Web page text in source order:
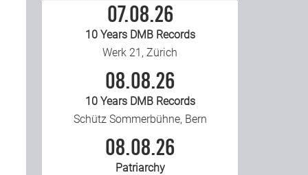
07.08.26
10 Years DMB Records
Werk 21, Zürich
08.08.26
10 Years DMB Records
Schütz Sommerbühne, Bern
08.08.26
Patriarchy